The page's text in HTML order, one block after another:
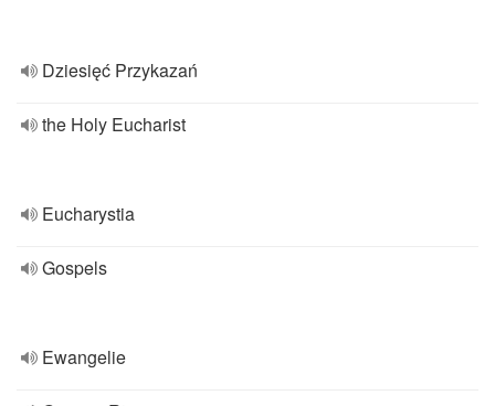
Dziesięć Przykazań
the Holy Eucharist
Eucharystia
Gospels
Ewangelie